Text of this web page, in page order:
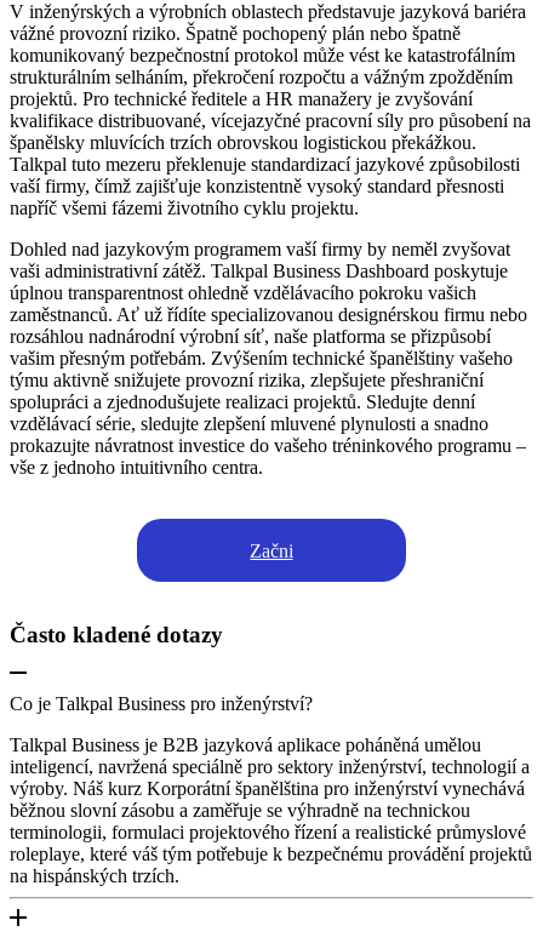
V inženýrských a výrobních oblastech představuje jazyková bariéra
vážné provozní riziko. Špatně pochopený plán nebo špatně
komunikovaný bezpečnostní protokol může vést ke katastrofálním
strukturálním selháním, překročení rozpočtu a vážným zpožděním
projektů. Pro technické ředitele a HR manažery je zvyšování
kvalifikace distribuované, vícejazyčné pracovní síly pro působení na
španělsky mluvících trzích obrovskou logistickou překážkou.
Talkpal tuto mezeru překlenuje standardizací jazykové způsobilosti
vaší firmy, čímž zajišťuje konzistentně vysoký standard přesnosti
napříč všemi fázemi životního cyklu projektu.
Dohled nad jazykovým programem vaší firmy by neměl zvyšovat
vaši administrativní zátěž. Talkpal Business Dashboard poskytuje
úplnou transparentnost ohledně vzdělávacího pokroku vašich
zaměstnanců. Ať už řídíte specializovanou designérskou firmu nebo
rozsáhlou nadnárodní výrobní síť, naše platforma se přizpůsobí
vašim přesným potřebám. Zvýšením technické španělštiny vašeho
týmu aktivně snižujete provozní rizika, zlepšujete přeshraniční
spolupráci a zjednodušujete realizaci projektů. Sledujte denní
vzdělávací série, sledujte zlepšení mluvené plynulosti a snadno
prokazujte návratnost investice do vašeho tréninkového programu –
vše z jednoho intuitivního centra.
Začni
Často kladené dotazy
Co je Talkpal Business pro inženýrství?
Talkpal Business je B2B jazyková aplikace poháněná umělou
inteligencí, navržená speciálně pro sektory inženýrství, technologií a
výroby. Náš kurz Korporátní španělština pro inženýrství vynechává
běžnou slovní zásobu a zaměřuje se výhradně na technickou
terminologii, formulaci projektového řízení a realistické průmyslové
roleplaye, které váš tým potřebuje k bezpečnému provádění projektů
na hispánských trzích.